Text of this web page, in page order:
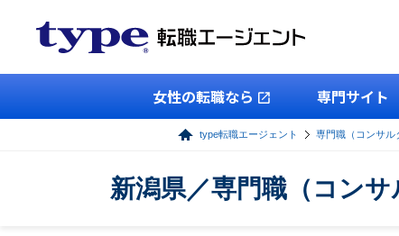
女性の転職なら 専門サイト
type転職エージェント 専門職（コンサル
新潟県／専門職（コン